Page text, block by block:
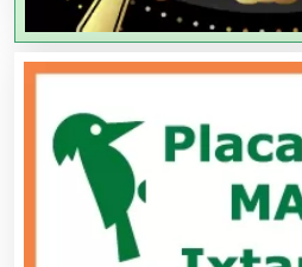
Agricultores
Agricultura y Ganadería
Agua Purificada